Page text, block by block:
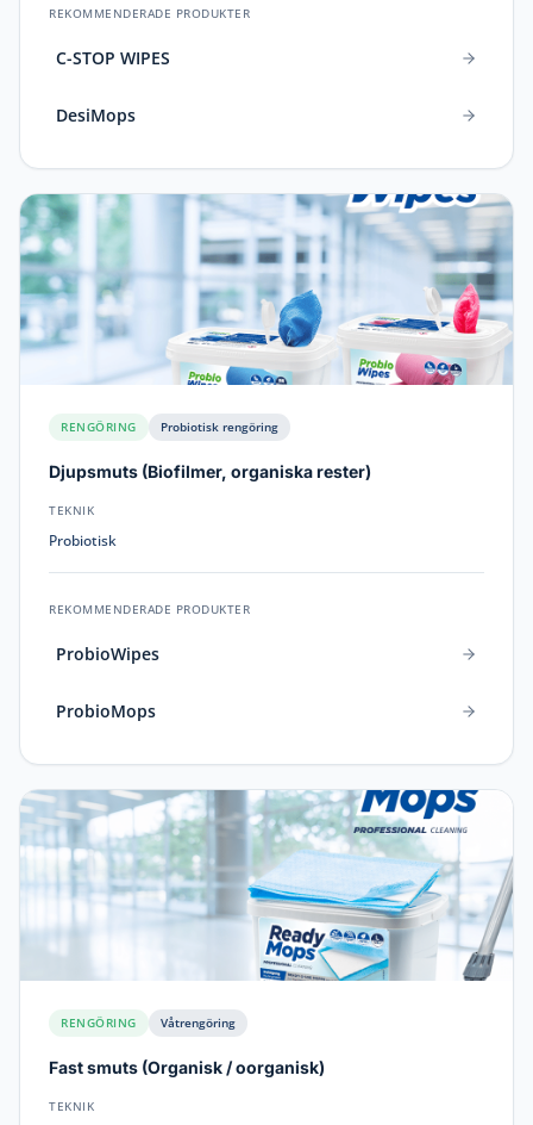
REKOMMENDERADE PRODUKTER
C-STOP WIPES
DesiMops
RENGÖRING Probiotisk rengöring
Djupsmuts (Biofilmer, organiska rester)
TEKNIK
Probiotisk
REKOMMENDERADE PRODUKTER
ProbioWipes
ProbioMops
RENGÖRING Våtrengöring
Fast smuts (Organisk / oorganisk)
TEKNIK